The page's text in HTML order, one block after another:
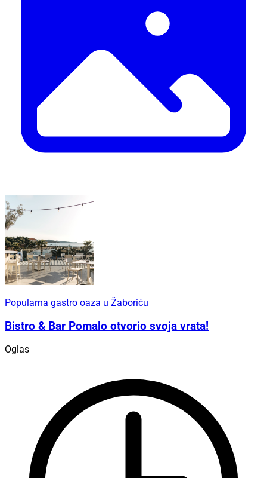
Popularna gastro oaza u Žaboriću
Bistro & Bar Pomalo otvorio svoja vrata!
Oglas